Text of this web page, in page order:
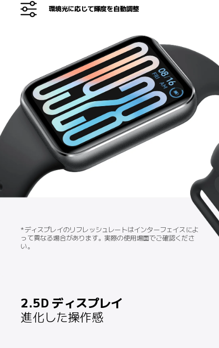
環境光に応じて輝度を自動調整
*ディスプレイのリフレッシュレートはインターフェイスによ
って異なる場合があります。実際の使用場面でご確認くださ
い。
2.5D ディスプレイ
進化した操作感